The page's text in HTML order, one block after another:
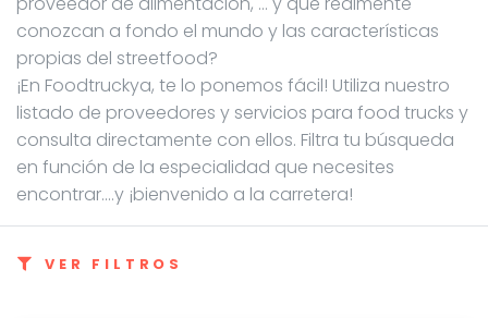
conozcan a fondo el mundo y las características
propias del streetfood?
¡En Foodtruckya, te lo ponemos fácil! Utiliza nuestro
listado de proveedores y servicios para food trucks y
consulta directamente con ellos. Filtra tu búsqueda
en función de la especialidad que necesites
encontrar....y ¡bienvenido a la carretera!
VER FILTROS